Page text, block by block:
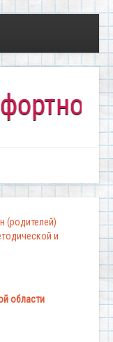
всем!"
(родителей)
и
области